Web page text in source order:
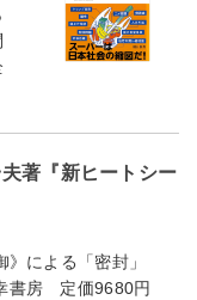
著『新ヒートシー
による「密封」
書房 定価9680円